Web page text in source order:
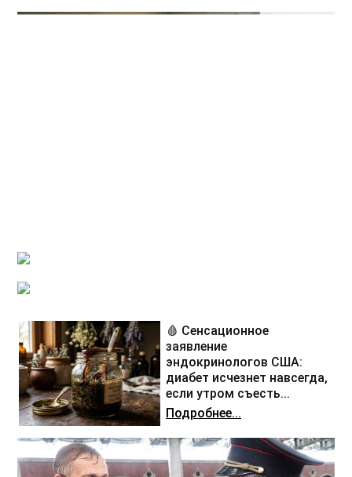
🩸 Сенсационное
заявление
эндокринологов США:
диабет исчезнет навсегда,
если утром съесть...
Подробнее...